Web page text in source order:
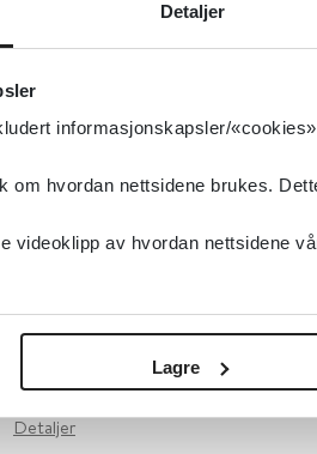
Detaljer
informasjonskapsler/
om hvordan nettsidene brukes.
videoklipp av hvordan nettsidene
Lagre
autismespekterforstyrrelser
Detaljer
Autisme og nevrodiversitet
Journal of Vocational
Detaljer